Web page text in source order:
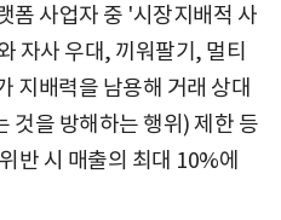
폼 사업자 중 '시장지배적 사
자사 우대, 끼워팔기, 멀티
지배력을 남용해 거래 상대
것을 방해하는 행위) 제한 등
반 시 매출의 최대 10%에